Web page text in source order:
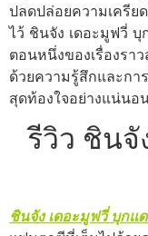
ปลดปล่อยความเครีย
ไว้ ชินจัง เดอะมูฟวี่
ตอนหนึ่งของเรื่องรา
ด้วยความรู้สึกและก
สุดท้องใจอย่างแน่นอ
รีวิว ชินจั
ชินจัง เดอะมูฟวี่ บุกแ